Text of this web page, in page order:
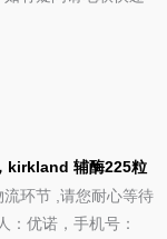
kirkland 辅酶225粒
环节 ,请您耐心等待
：优诺，手机号：